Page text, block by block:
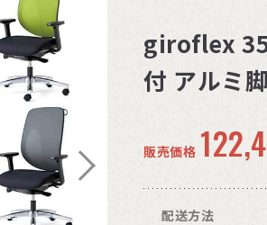
giroflex
付 アルミ
販売価格
配送方法